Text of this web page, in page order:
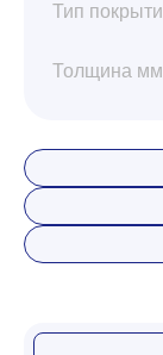
Тип
Толщина мм